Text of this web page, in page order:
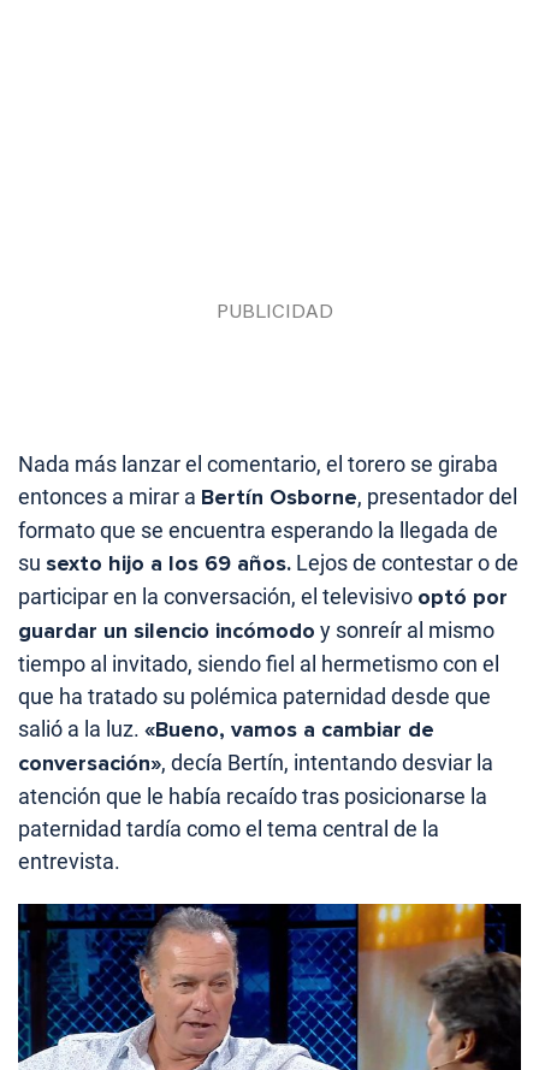
Nada más lanzar el comentario, el torero se giraba
entonces a mirar a Bertín Osborne, presentador del
formato que se encuentra esperando la llegada de
su sexto hijo a los 69 años. Lejos de contestar o de
participar en la conversación, el televisivo optó por
guardar un silencio incómodo y sonreír al mismo
tiempo al invitado, siendo fiel al hermetismo con el
que ha tratado su polémica paternidad desde que
salió a la luz. «Bueno, vamos a cambiar de
conversación», decía Bertín, intentando desviar la
atención que le había recaído tras posicionarse la
paternidad tardía como el tema central de la
entrevista.